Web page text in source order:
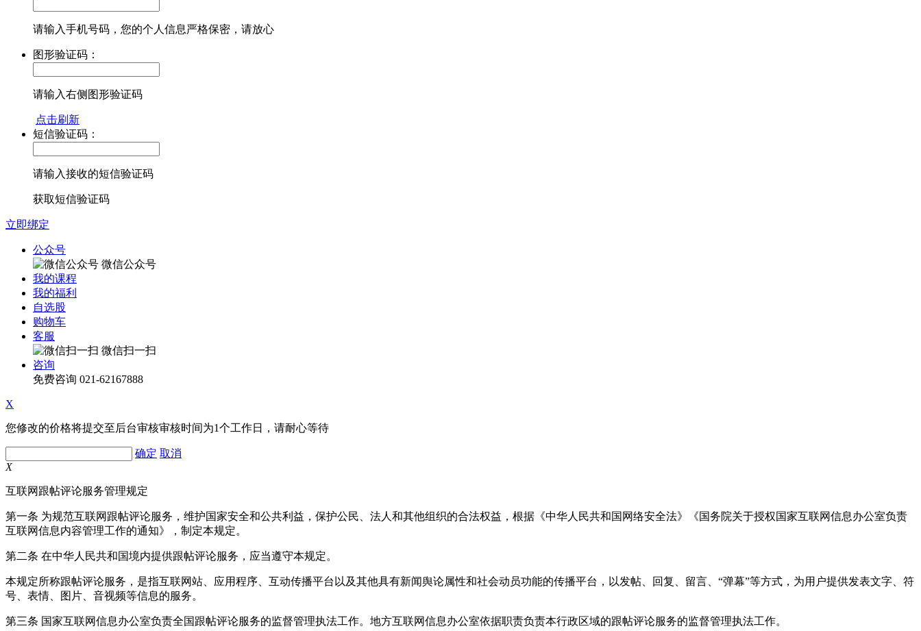
请输入手机号码，您的个人信息严格保密，请放心
图形验证码：
请输入右侧图形验证码
点击刷新
短信验证码：
请输入接收的短信验证码
获取短信验证码
立即绑定
公众号
微信公众号
我的课程
我的福利
自选股
购物车
客服
微信扫一扫
咨询
免费咨询 021-62167888
X
您修改的价格将提交至后台审核审核时间为1个工作日，请耐心等待
确定 取消
X
互联网跟帖评论服务管理规定
第一条 为规范互联网跟帖评论服务，维护国家安全和公共利益，保护公民、法人和其他组织的合法权益，根据《中华人民共和国网络安全法》《国务院关于授权国家互联网信息办公室负责
互联网信息内容管理工作的通知》，制定本规定。
第二条 在中华人民共和国境内提供跟帖评论服务，应当遵守本规定。
本规定所称跟帖评论服务，是指互联网站、应用程序、互动传播平台以及其他具有新闻舆论属性和社会动员功能的传播平台，以发帖、回复、留言、“弹幕”等方式，为用户提供发表文字、符
号、表情、图片、音视频等信息的服务。
第三条 国家互联网信息办公室负责全国跟帖评论服务的监督管理执法工作。地方互联网信息办公室依据职责负责本行政区域的跟帖评论服务的监督管理执法工作。